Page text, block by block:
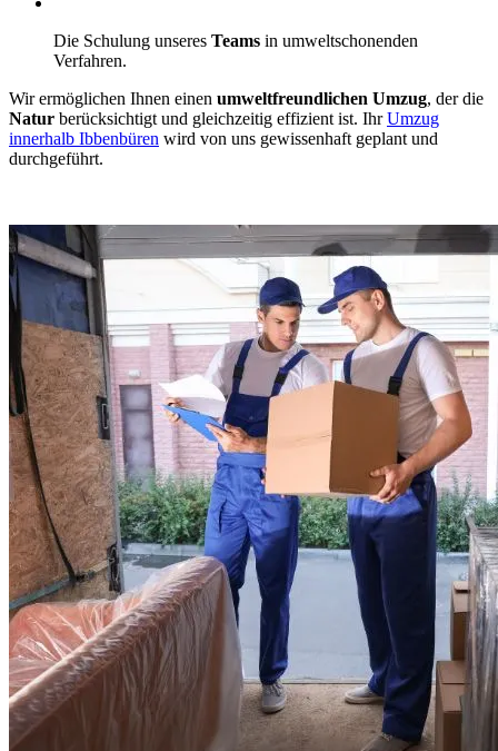
Die Schulung unseres Teams in umweltschonenden
Verfahren.
Wir ermöglichen Ihnen einen umweltfreundlichen Umzug, der die
Natur berücksichtigt und gleichzeitig effizient ist. IhrUmzug
innerhalb Ibbenbüren wird von uns gewissenhaft geplant und
durchgeführt.